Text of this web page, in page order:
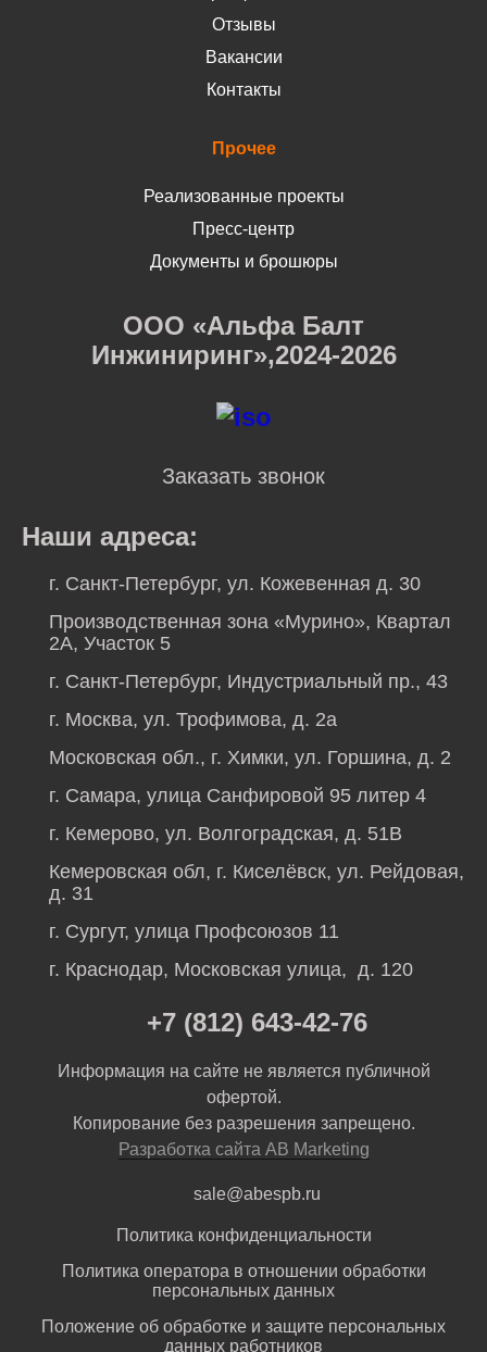
Отзывы
Вакансии
Контакты
Прочее
Реализованные проекты
Пресс-центр
Документы и брошюры
ООО «Альфа Балт
Инжиниринг»,2024-2026
Заказать звонок
Наши адреса:
г. Санкт-Петербург, ул. Кожевенная д. 30
Производственная зона «Мурино», Квартал
2А, Участок 5
г. Санкт-Петербург, Индустриальный пр., 43
г. Москва, ул. Трофимова, д. 2а
Московская обл., г. Химки, ул. Горшина, д. 2
г. Самара, улица Санфировой 95 литер 4
г. Кемерово, ул. Волгоградская, д. 51В
Кемеровская обл, г. Киселёвск, ул. Рейдовая,
д. 31
г. Сургут, улица Профсоюзов 11
г. Краснодар, Московская улица, д. 120
+7 (812) 643-42-76
Информация на сайте не является публичной
офертой.
Копирование без разрешения запрещено.
Разработка сайта AB Marketing
sale@abespb.ru
Политика конфиденциальности
Политика оператора в отношении обработки
персональных данных
Положение об обработке и защите персональных
данных работников